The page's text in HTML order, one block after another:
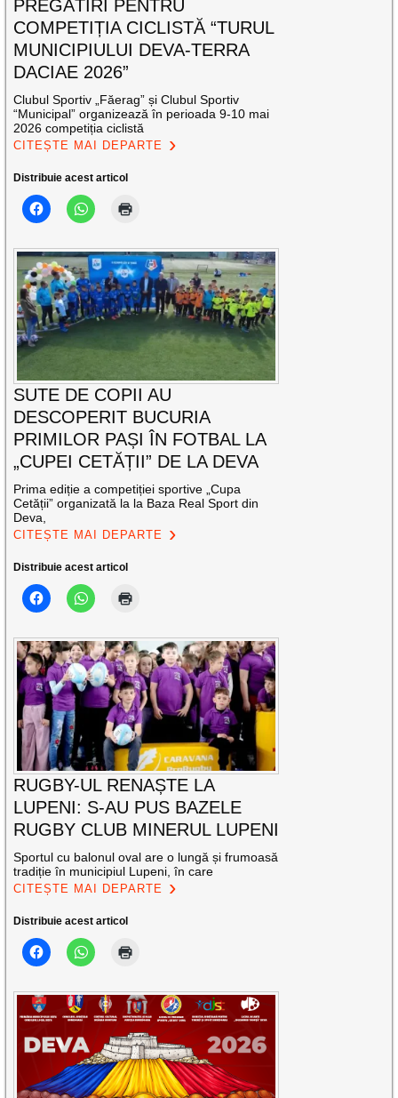
PREGĂTIRI PENTRU
COMPETIȚIA CICLISTĂ “TURUL
MUNICIPIULUI DEVA-TERRA
DACIAE 2026”
Clubul Sportiv „Făerag” și Clubul Sportiv
“Municipal” organizează în perioada 9-10 mai
2026 competiția ciclistă
CITEȘTE MAI DEPARTE
Distribuie acest articol
SUTE DE COPII AU
DESCOPERIT BUCURIA
PRIMILOR PAȘI ÎN FOTBAL LA
„CUPEI CETĂȚII” DE LA DEVA
Prima ediție a competiției sportive „Cupa
Cetății” organizată la la Baza Real Sport din
Deva,
CITEȘTE MAI DEPARTE
Distribuie acest articol
RUGBY-UL RENAȘTE LA
LUPENI: S-AU PUS BAZELE
RUGBY CLUB MINERUL LUPENI
Sportul cu balonul oval are o lungă și frumoasă
tradiție în municipiul Lupeni, în care
CITEȘTE MAI DEPARTE
Distribuie acest articol